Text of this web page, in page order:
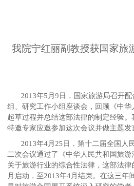
我院宁红丽副教授获国家旅
2013年5 月 9 日，国家旅游局召开
组、研究工作小组座谈会，回顾《中
起草过程并总结这部法律的制定经验
特邀专家应邀参加这次会议并做主题发
2013年4月 25 日，第十二届全国人
二次会议通过了《中华人民共和国旅
关于旅游行业的综合性法律，这部法律
月启动，至2013年4月结束。在这三年